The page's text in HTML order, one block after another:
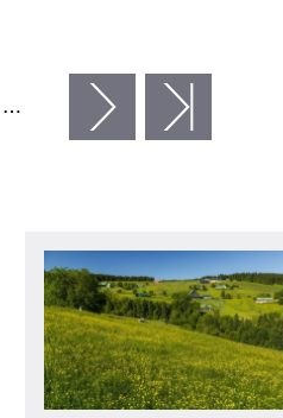
… následující ›